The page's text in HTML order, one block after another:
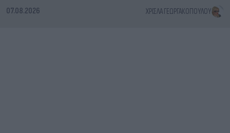
07.08.2026 ΧΡΊΣΛΑ ΓΕΩΡΓΑΚΟΠΟΎΛΟΥ